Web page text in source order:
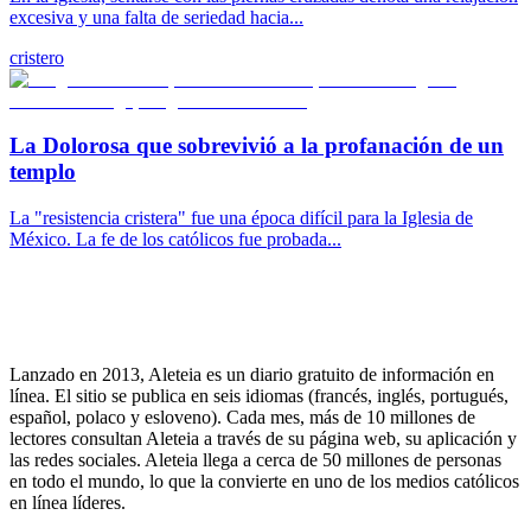
excesiva y una falta de seriedad hacia...
cristero
La Dolorosa que sobrevivió a la profanación de un
templo
La "resistencia cristera" fue una época difícil para la Iglesia de
México. La fe de los católicos fue probada...
Lanzado en 2013, Aleteia es un diario gratuito de información en
línea. El sitio se publica en seis idiomas (francés, inglés, portugués,
español, polaco y esloveno). Cada mes, más de 10 millones de
lectores consultan Aleteia a través de su página web, su aplicación y
las redes sociales. Aleteia llega a cerca de 50 millones de personas
en todo el mundo, lo que la convierte en uno de los medios católicos
en línea líderes.